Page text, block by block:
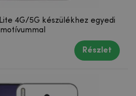
4G/5G készülékhez egyedi
motívummal
Részlet